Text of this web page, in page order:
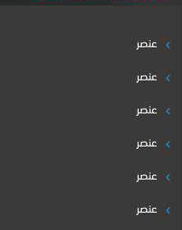
عنصر
عنصر
عنصر
عنصر
عنصر
عنصر